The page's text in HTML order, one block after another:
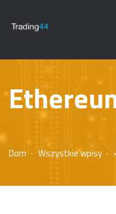
Dom Wszystkie wpisy